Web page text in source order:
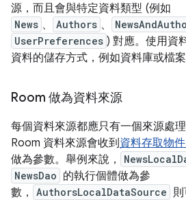
源，而且會與特定資料類型 (例如
News 、 Authors 、
UserPreferences ) 對應。使用資
資料的儲存方式，例如資料庫或檔案
Room 做為資料來源
每個資料來源都應只有一個來源處
Room 資料來源會收到資料存取物
做為參數。舉例來說，
NewsDao 的執行個體做為參
數，
AuthorsLocalDataSource